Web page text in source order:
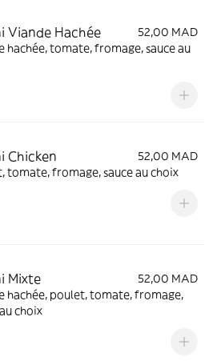
Viande Hachée
52,00 MAD
hachée, tomate, fromage, sauce au
Chicken
52,00 MAD
tomate, fromage, sauce au choix
Mixte
52,00 MAD
hachée, poulet, tomate, fromage,
choix